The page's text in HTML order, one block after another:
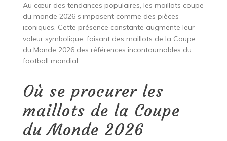
Au cœur des tendances populaires, les maillots coupe
du monde 2026 s’imposent comme des pièces
iconiques. Cette présence constante augmente leur
valeur symbolique, faisant des maillots de la Coupe
du Monde 2026 des références incontournables du
football mondial.
Où se procurer les
maillots de la Coupe
du Monde 2026